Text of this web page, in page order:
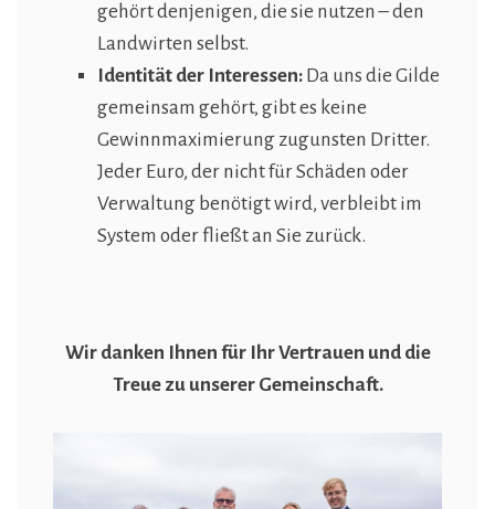
gehört denjenigen, die sie nutzen – den
Landwirten selbst.
Identität der Interessen: Da uns die Gilde
gemeinsam gehört, gibt es keine
Gewinnmaximierung zugunsten Dritter.
Jeder Euro, der nicht für Schäden oder
Verwaltung benötigt wird, verbleibt im
System oder fließt an Sie zurück.
Wir danken Ihnen für Ihr Vertrauen und die
Treue zu unserer Gemeinschaft.